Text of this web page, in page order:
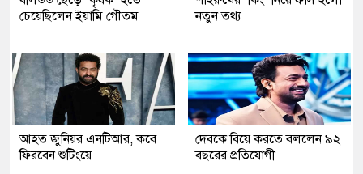
চেয়েছিলেন ইয়ামি গৌতম
নতুন তথ্য
আহত জুনিয়র এনটিআর, কবে
ফিরবেন শুটিংয়ে
দেবকে বিয়ে করতে বললেন ৯২
বছরের প্রতিযোগী